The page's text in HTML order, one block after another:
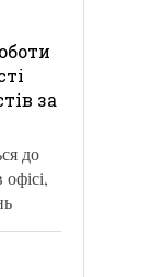
за
до